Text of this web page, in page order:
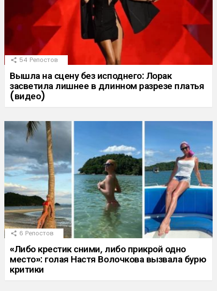
54 Репостов
Вышла на сцену без исподнего: Лорак
засветила лишнее в длинном разрезе платья
(видео)
6 Репостов
«Либо крестик сними, либо прикрой одно
место»: голая Настя Волочкова вызвала бурю
критики